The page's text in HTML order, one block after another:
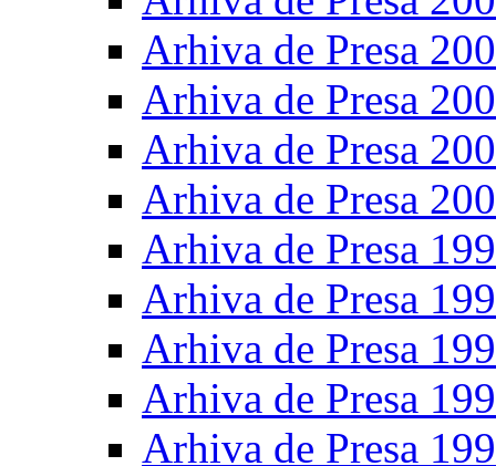
Arhiva de Presa
Arhiva de Presa
Arhiva de Presa
Arhiva de Presa
Arhiva de Presa
Arhiva de Presa
Arhiva de Presa
Arhiva de Presa
Arhiva de Presa